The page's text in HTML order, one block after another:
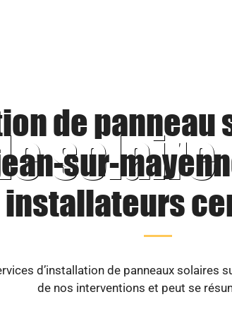
solaire
de panneau
sur-
installateurs
d’installation de panneaux
de nos interventions et peut se